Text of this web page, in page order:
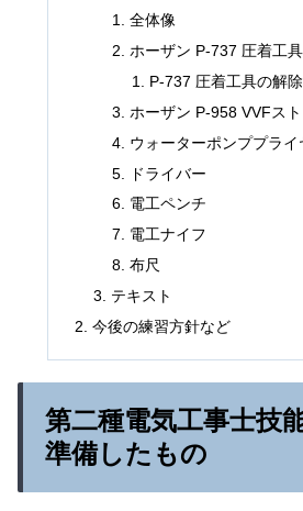
全体像
ホーザン P-737 圧着工具
P-737 圧着工具の解
ホーザン P-958 VVFス
ウォーターポンププライ
ドライバー
電工ペンチ
電工ナイフ
布尺
テキスト
今後の練習方針など
第二種電気工事士技
準備したもの